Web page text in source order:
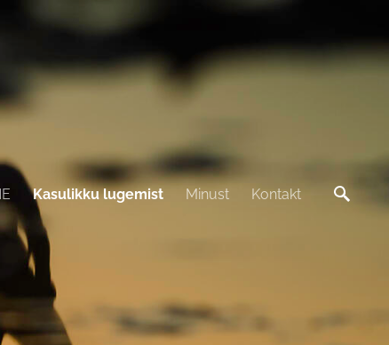
Kasulikku lugemist Minust Kontakt